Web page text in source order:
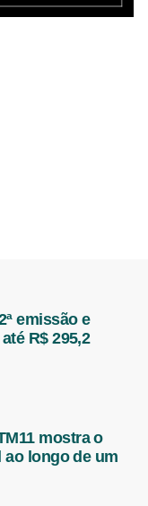
emissão e
R$ 295,2
mostra o
ao longo de um